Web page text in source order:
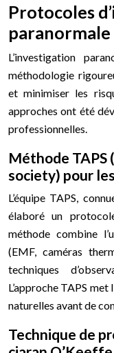
Protocoles
L’investigation
méthodologie
et minimiser les
approches ont été
professionnelles.
Méthode
society) pour
L’équipe TAPS,
élaboré un
méthode combine
(EMF, caméras
techniques
L’approche TAPS
naturelles avant de
Technique de